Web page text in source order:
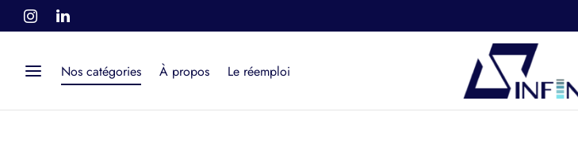
Nos catégories À propos Le réemploi